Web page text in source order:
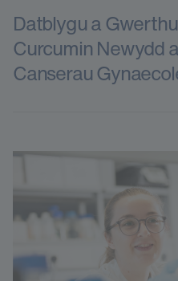
Datblygu a
Curcumin Newydd
Canserau